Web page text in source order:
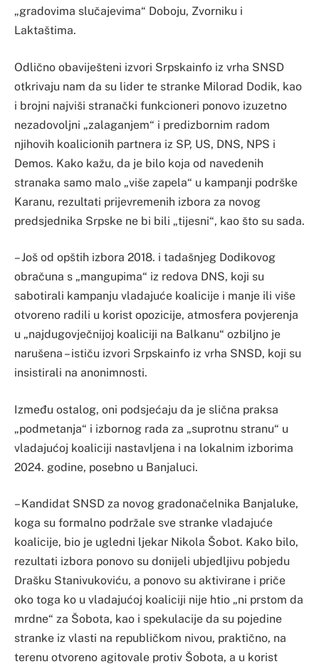
„gradovima slučajevima“ Doboju, Zvorniku i
Laktaštima.
Odlično obaviješteni izvori Srpskainfo iz vrha SNSD
otkrivaju nam da su lider te stranke Milorad Dodik, kao
i brojni najviši stranački funkcioneri ponovo izuzetno
nezadovoljni „zalaganjem“ i predizbornim radom
njihovih koalicionih partnera iz SP, US, DNS, NPS i
Demos. Kako kažu, da je bilo koja od navedenih
stranaka samo malo „više zapela“ u kampanji podrške
Karanu, rezultati prijevremenih izbora za novog
predsjednika Srpske ne bi bili „tijesni“, kao što su sada.
– Još od opštih izbora 2018. i tadašnjeg Dodikovog
obračuna s „mangupima“ iz redova DNS, koji su
sabotirali kampanju vladajuće koalicije i manje ili više
otvoreno radili u korist opozicije, atmosfera povjerenja
u „najdugovječnijoj koaliciji na Balkanu“ ozbiljno je
narušena – ističu izvori Srpskainfo iz vrha SNSD, koji su
insistirali na anonimnosti.
Između ostalog, oni podsjećaju da je slična praksa
„podmetanja“ i izbornog rada za „suprotnu stranu“ u
vladajućoj koaliciji nastavljena i na lokalnim izborima
2024. godine, posebno u Banjaluci.
– Kandidat SNSD za novog gradonačelnika Banjaluke,
koga su formalno podržale sve stranke vladajuće
koalicije, bio je ugledni ljekar Nikola Šobot. Kako bilo,
rezultati izbora ponovo su donijeli ubjedljivu pobjedu
Drašku Stanivukoviću, a ponovo su aktivirane i priče
oko toga ko u vladajućoj koaliciji nije htio „ni prstom da
mrdne“ za Šobota, kao i spekulacije da su pojedine
stranke iz vlasti na republičkom nivou, praktično, na
terenu otvoreno agitovale protiv Šobota, a u korist